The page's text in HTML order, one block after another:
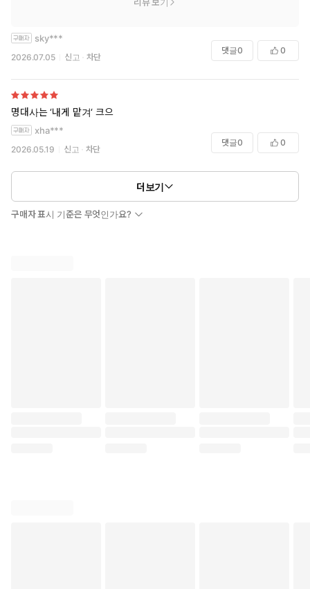
리뷰 보기
sky***
2026.07.05 신고 차단
댓글0 0
명대사는 ‘내게 맡겨‘ 크으
xha***
2026.05.19 신고 차단
댓글0 0
더보기
구매자 표시 기준은 무엇인가요?